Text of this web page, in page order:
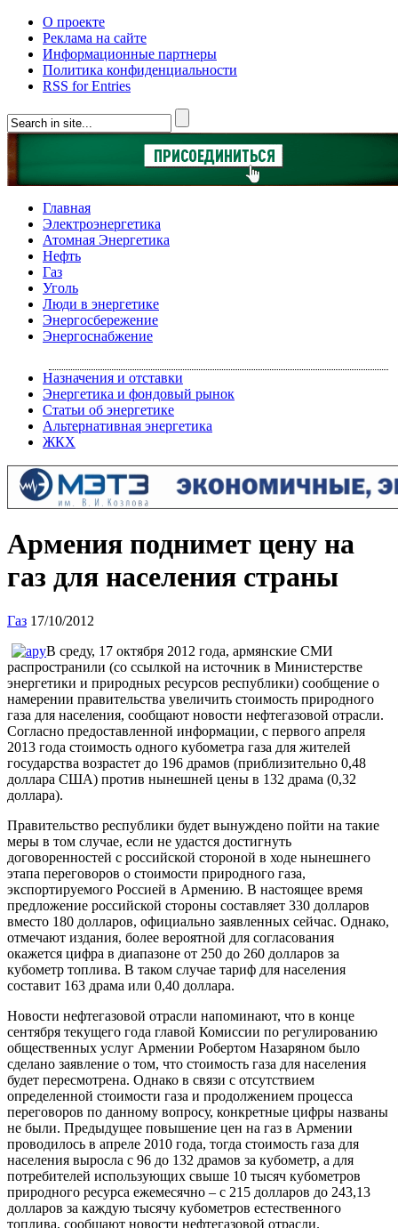
О проекте
Реклама на сайте
Информационные партнеры
Политика конфиденциальности
RSS for Entries
Главная
Электроэнергетика
Атомная Энергетика
Нефть
Газ
Уголь
Люди в энергетике
Энергосбережение
Энергоснабжение
Назначения и отставки
Энергетика и фондовый рынок
Статьи об энергетике
Альтернативная энергетика
ЖКХ
Армения поднимет цену на
газ для населения страны
Газ 17/10/2012
В среду, 17 октября 2012 года, армянские СМИ
распространили (со ссылкой на источник в Министерстве
энергетики и природных ресурсов республики) сообщение о
намерении правительства увеличить стоимость природного
газа для населения, сообщают новости нефтегазовой отрасли.
Согласно предоставленной информации, с первого апреля
2013 года стоимость одного кубометра газа для жителей
государства возрастет до 196 драмов (приблизительно 0,48
доллара США) против нынешней цены в 132 драма (0,32
доллара).
Правительство республики будет вынуждено пойти на такие
меры в том случае, если не удастся достигнуть
договоренностей с российской стороной в ходе нынешнего
этапа переговоров о стоимости природного газа,
экспортируемого Россией в Армению. В настоящее время
предложение российской стороны составляет 330 долларов
вместо 180 долларов, официально заявленных сейчас. Однако,
отмечают издания, более вероятной для согласования
окажется цифра в диапазоне от 250 до 260 долларов за
кубометр топлива. В таком случае тариф для населения
составит 163 драма или 0,40 доллара.
Новости нефтегазовой отрасли напоминают, что в конце
сентября текущего года главой Комиссии по регулированию
общественных услуг Армении Робертом Назаряном было
сделано заявление о том, что стоимость газа для населения
будет пересмотрена. Однако в связи с отсутствием
определенной стоимости газа и продолжением процесса
переговоров по данному вопросу, конкретные цифры названы
не были. Предыдущее повышение цен на газ в Армении
проводилось в апреле 2010 года, тогда стоимость газа для
населения выросла с 96 до 132 драмов за кубометр, а для
потребителей использующих свыше 10 тысяч кубометров
природного ресурса ежемесячно – с 215 долларов до 243,13
долларов за каждую тысячу кубометров естественного
топлива, сообщают новости нефтегазовой отрасли.